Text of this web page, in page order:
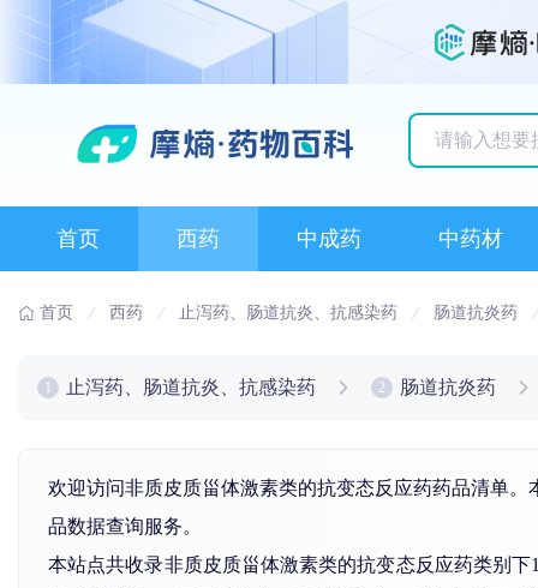
首页 西药 中成药 中药材
首页 西药 止泻药、肠道抗炎、抗感染药 肠道抗炎药
止泻药、肠道抗炎、抗感染药 2 肠道抗炎药
欢迎访问非质皮质甾体激素类的抗变态反应药药品清单
品数据查询服务。
本站点共收录非质皮质甾体激素类的抗变态反应药类别